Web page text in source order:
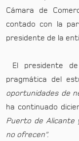
Cámara de
contado con la
presidente de la
El presidente
pragmática del
oportunidades de
ha continuado
Puerto de Alicante
no ofrecen”.